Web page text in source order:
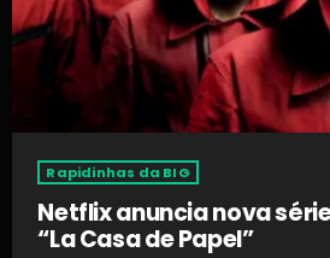
Rapidinhas da BIG
Netflix anuncia nova
“La Casa de Papel”